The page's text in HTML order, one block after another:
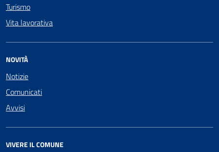
Turismo
Vita lavorativa
NOVITÀ
Notizie
Comunicati
Avvisi
VIVERE IL COMUNE